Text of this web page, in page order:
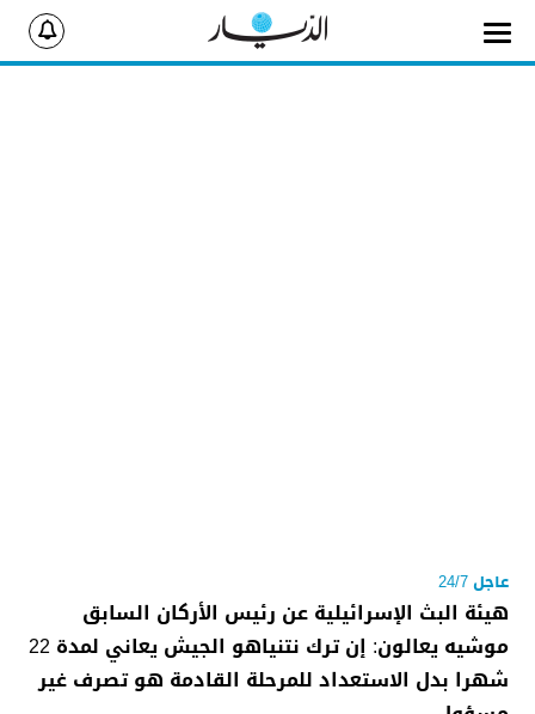
عاجل 24/7
هيئة البث الإسرائيلية عن رئيس الأركان السابق
موشيه يعالون: إن ترك نتنياهو الجيش يعاني لمدة 22
شهرا بدل الاستعداد للمرحلة القادمة هو تصرف غير